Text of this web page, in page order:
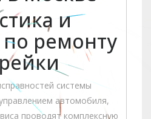
и
ремонту
системы
автомобиля,
проводят комплексную